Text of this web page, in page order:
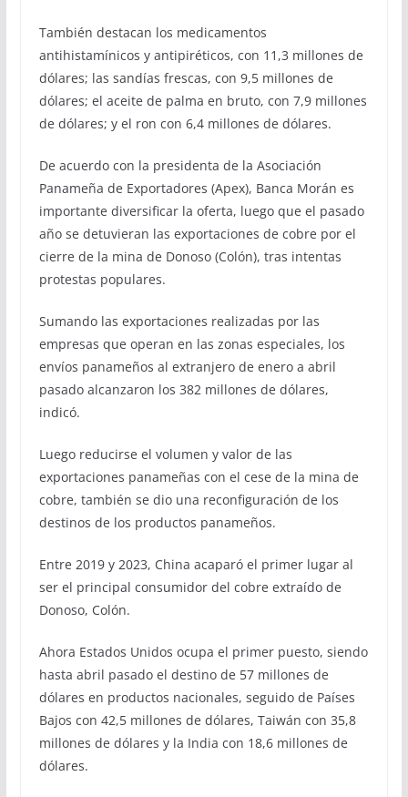
También destacan los medicamentos
antihistamínicos y antipiréticos, con 11,3 millones de
dólares; las sandías frescas, con 9,5 millones de
dólares; el aceite de palma en bruto, con 7,9 millones
de dólares; y el ron con 6,4 millones de dólares.
De acuerdo con la presidenta de la Asociación
Panameña de Exportadores (Apex), Banca Morán es
importante diversificar la oferta, luego que el pasado
año se detuvieran las exportaciones de cobre por el
cierre de la mina de Donoso (Colón), tras intentas
protestas populares.
Sumando las exportaciones realizadas por las
empresas que operan en las zonas especiales, los
envíos panameños al extranjero de enero a abril
pasado alcanzaron los 382 millones de dólares,
indicó.
Luego reducirse el volumen y valor de las
exportaciones panameñas con el cese de la mina de
cobre, también se dio una reconfiguración de los
destinos de los productos panameños.
Entre 2019 y 2023, China acaparó el primer lugar al
ser el principal consumidor del cobre extraído de
Donoso, Colón.
Ahora Estados Unidos ocupa el primer puesto, siendo
hasta abril pasado el destino de 57 millones de
dólares en productos nacionales, seguido de Países
Bajos con 42,5 millones de dólares, Taiwán con 35,8
millones de dólares y la India con 18,6 millones de
dólares.